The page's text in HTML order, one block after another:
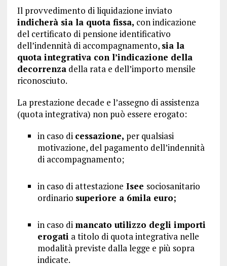
Il provvedimento di liquidazione inviato
indicherà sia la quota fissa, con indicazione
del certificato di pensione identificativo
dell’indennità di accompagnamento, sia la
quota integrativa con l’indicazione della
decorrenzadella rata e dell’importo mensile
riconosciuto.
La prestazione decade e l’assegno di assistenza
(quota integrativa) non può essere erogato:
in caso di cessazione, per qualsiasi
motivazione, del pagamento dell’indennità
di accompagnamento;
in caso di attestazione Isee sociosanitario
ordinario superiore a 6mila euro;
in caso di mancato utilizzo degli importi
erogati a titolo di quota integrativa nelle
modalità previste dalla legge e più sopra
indicate.